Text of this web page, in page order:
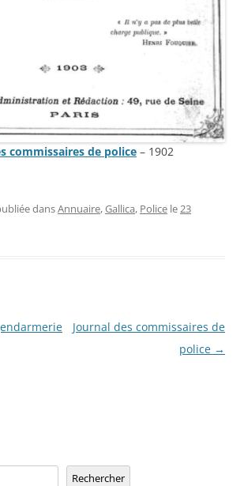
commissaires de police – 1902
dansAnnuaire,Gallica, Police le 23
Journal des commissaires de
police →
Rechercher